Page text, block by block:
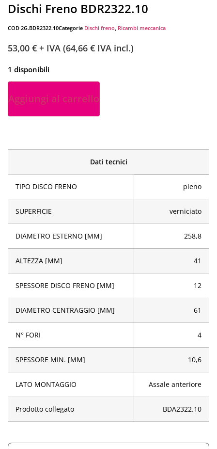
Dischi Freno BDR2322.10
COD 2G.BDR2322.10Categorie Dischi freno, Ricambi meccanica
53,00 € + IVA (64,66 € IVA incl.)
1 disponibili
Aggiungi al carrello
Dati tecnici
TIPO DISCO FRENO pieno
SUPERFICIE verniciato
DIAMETRO ESTERNO [MM] 258,8
ALTEZZA [MM] 41
SPESSORE DISCO FRENO [MM] 12
DIAMETRO CENTRAGGIO [MM] 61
N° FORI 4
SPESSORE MIN. [MM] 10,6
LATO MONTAGGIO Assale anteriore
Prodotto collegato BDA2322.10